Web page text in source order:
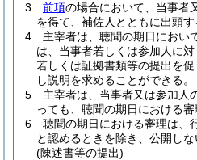
3
前項の場合において、当事者
を得て、補佐人とともに出頭す
4
主宰者は、聴聞の期日におい
は、当事者若しくは参加人に
若しくは証拠書類等の提出を
し説明を求めることができる。
5
主宰者は、当事者又は参加人
っても、聴聞の期日における審
6
聴聞の期日における審理は、
と認めるときを除き、公開しな
(陳述書等の提出)